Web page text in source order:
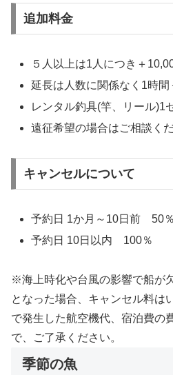
追加料金
５人以上は1人につき＋
延長は人数に関係なく1時間
レンタル釣具(竿、リール)1
遠征希望の場合はご相談く
キャンセルについて
予約日 1か月～10日前 50％
予約日 10日以内 100％
※海上時化や台風の影響で船が
となった場合、キャンセル料は
で発生した航空機代、宿泊費の
で、ご了承ください。
季節の魚